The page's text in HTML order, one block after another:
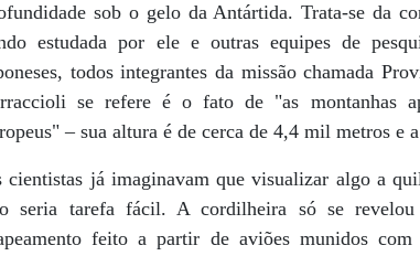
sob o gelo da Antártida. Trata-se da
estudada por ele e outras equipes de
todos integrantes da missão chamada
se refere é o fato de "as montanhas
– sua altura é de cerca de 4,4 mil metros e
cientistas já imaginavam que visualizar algo a
seria tarefa fácil. A cordilheira só se
feito a partir de aviões munidos